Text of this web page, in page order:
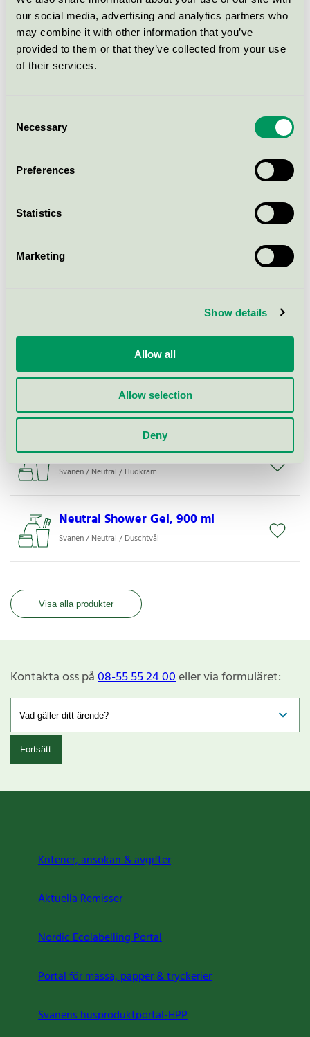
our social media, advertising and analytics partners who
may combine it with other information that you’ve
provided to them or that they’ve collected from your use
of their services.
Selection
Necessary
Preferences
Statistics
Marketing
Show details
Allow all
Allow selection
Deny
Zendium Kids Toothpaste, 2 x 50
ml
Svanen / Zendium / Tandkräm för barn
gram
Svanen / Neutral / Intimtvål
Neutral Hand Wash, refill pack,
Neutral Body Cream, 250 ml
Svanen / Neutral / Hudkräm
Neutral Shower Gel, 900 ml
Svanen / Neutral / Duschtvål
Visa alla produkter
Kontakta oss på08-55 55 24 00eller via formuläret:
Fortsätt
Kriterier, ansökan & avgifter
Aktuella Remisser
Nordic Ecolabelling Portal
Portal för massa, papper & tryckerier
Svanens husproduktportal-HPP